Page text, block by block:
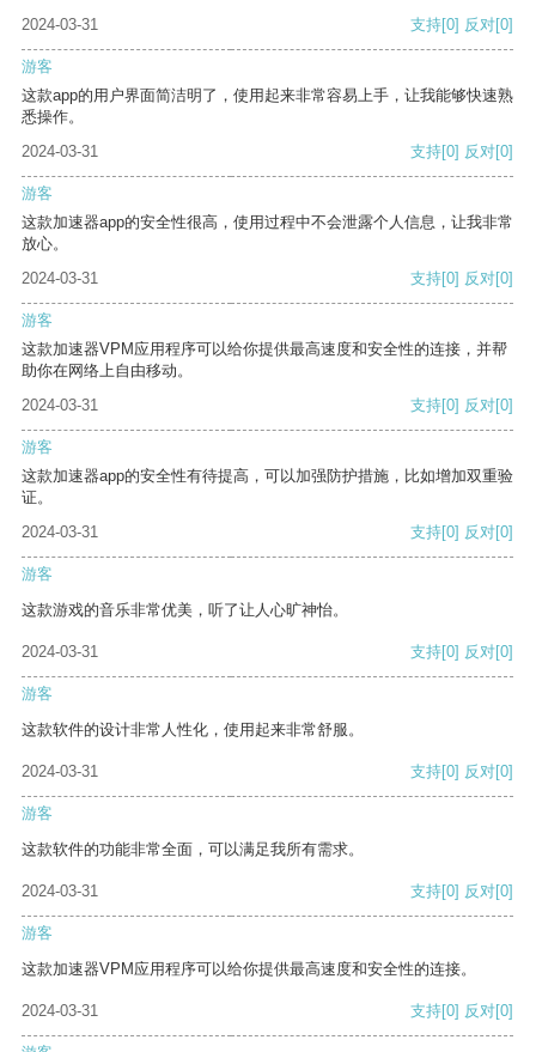
2024-03-31 支持[0] 反对[0]
游客
这款app的用户界面简洁明了，使用起来非常容易上手，让我能够快速熟
悉操作。
2024-03-31
支持[0] 反对[0]
游客
这款加速器app的安全性很高，使用过程中不会泄露个人信息，让我非常
放心。
2024-03-31
支持[0] 反对[0]
游客
这款加速器VPM应用程序可以给你提供最高速度和安全性的连接，并帮
助你在网络上自由移动。
2024-03-31
支持[0] 反对[0]
游客
这款加速器app的安全性有待提高，可以加强防护措施，比如增加双重验
证。
2024-03-31
支持[0] 反对[0]
游客
这款游戏的音乐非常优美，听了让人心旷神怡。
2024-03-31 支持[0] 反对[0]
游客
这款软件的设计非常人性化，使用起来非常舒服。
2024-03-31 支持[0] 反对[0]
游客
这款软件的功能非常全面，可以满足我所有需求。
2024-03-31 支持[0] 反对[0]
游客
这款加速器VPM应用程序可以给你提供最高速度和安全性的连接。
2024-03-31 支持[0] 反对[0]